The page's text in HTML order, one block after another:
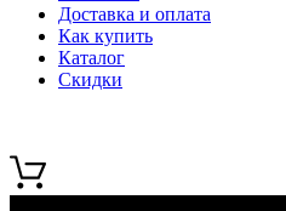
Доставка и оплата
Как купить
Каталог
Скидки